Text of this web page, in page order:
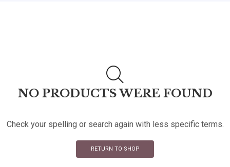
NO PRODUCTS WERE FOUND
Check your spelling or search again with less specific terms.
RETURN TO SHOP